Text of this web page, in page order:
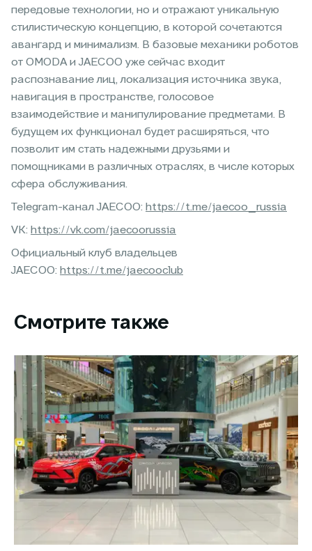
передовые технологии, но и отражают уникальную
стилистическую концепцию, в которой сочетаются
авангард и минимализм. В базовые механики роботов
от OMODA и JAECOO уже сейчас входит
распознавание лиц, локализация источника звука,
навигация в пространстве, голосовое
взаимодействие и манипулирование предметами. В
будущем их функционал будет расширяться, что
позволит им стать надежными друзьями и
помощниками в различных отраслях, в числе которых
сфера обслуживания.
Telegram-канал JAECOO: https://t.me/jaecoo_russia
VK: https://vk.com/jaecoorussia
Официальный клуб владельцев
JAECOO: https://t.me/jaecooclub
Смотрите также